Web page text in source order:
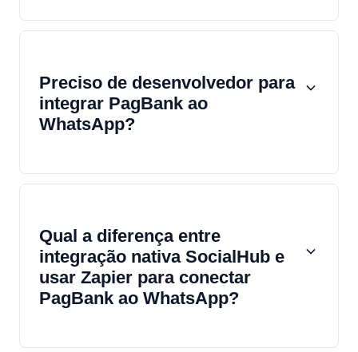
Preciso de desenvolvedor para
integrar PagBank ao
WhatsApp?
Qual a diferença entre
integração nativa SocialHub e
usar Zapier para conectar
PagBank ao WhatsApp?